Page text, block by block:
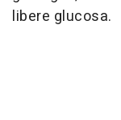
libere glucosa.